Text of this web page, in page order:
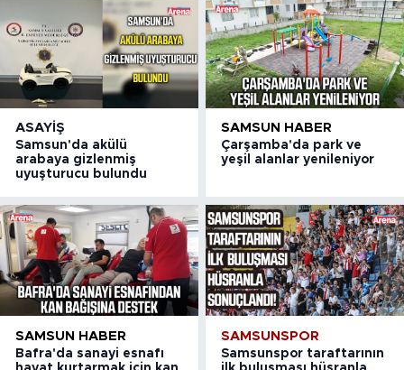
ASAYIŞ
Samsun'da akülü
arabaya gizlenmiş
uyuşturucu bulundu
SAMSUN HABER
Çarşamba'da park ve
yeşil alanlar yenileniyor
SAMSUN HABER
Bafra'da sanayi esnafı
SAMSUNSPOR
Samsunspor taraftarının